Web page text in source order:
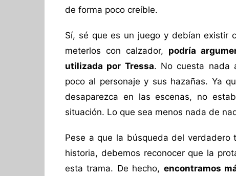
de forma poco creíble.
Sí, sé que es un juego y debían existir
meterlos con calzador, podría
utilizada por Tressa. No cuesta nada
poco al personaje y sus hazañas. Ya
desaparezca en las escenas, no
situación. Lo que sea menos nada de
Pese a que la búsqueda del
historia, debemos reconocer que la
esta trama. De hecho, encontramos